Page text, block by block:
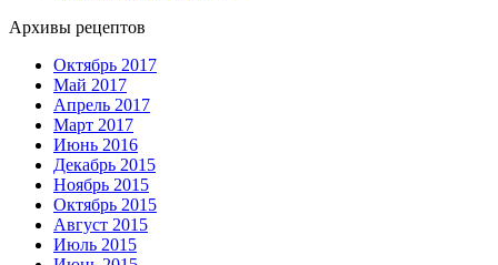
Архивы рецептов
Октябрь 2017
Май 2017
Апрель 2017
Март 2017
Июнь 2016
Декабрь 2015
Ноябрь 2015
Октябрь 2015
Август 2015
Июль 2015